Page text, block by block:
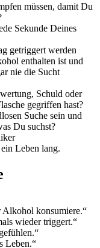
müssen, damit Du
Sekunde Deines
getriggert werden
enthalten ist und
nie die Sucht
Schuld oder
gegriffen hast?
Suche sein und
Du suchst?
Leben lang.
Alkohol konsumiere.“
wieder triggert.“
Leben.“